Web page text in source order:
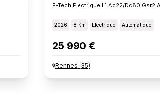
2026 8 Km Electrique Automatique
25 990 €
Rennes (35)